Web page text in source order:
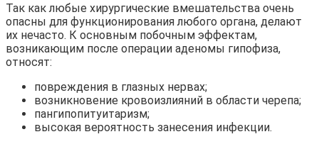
Так как любые хирургические вмешательства очень
опасны для функционирования любого органа, делают
их нечасто. К основным побочным эффектам,
возникающим после операции аденомы гипофиза,
относят:
повреждения в глазных нервах;
возникновение кровоизлияний в области черепа;
пангипопитуитаризм;
высокая вероятность занесения инфекции.